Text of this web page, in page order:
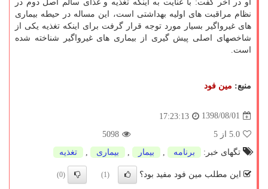
او در آخر گفت: با عنایت به اینكه تغذیه و غذای سالم اصل دوم در
نظام مراقبت های اولیه بهداشتی است، این مساله در حیطه بیماری
های غیرواگیر بسیار مورد توجه قرار گرفت برای اینكه تغذیه یكی از
شاخصهای اصلی پیش گیری از بیماری های غیرواگیر شناخته شده
است.
منبع: مین فود
1398/08/01
17:23:13
5.0 از 5
5098
تگهای خبر:
برنامه بیمار بیماری تغذیه
این مطلب مین فود مفید بود؟ (1)
(0)